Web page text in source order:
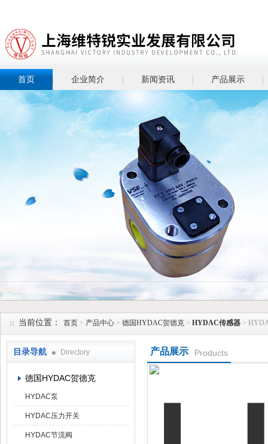
上海维特锐实业发展有限公司
首页 企业简介 新闻资讯 产品展示
当前位置： 首页 > 产品中心 > 德国HYDAC贺德克 > HYDAC传感器 >
目录导航 Directory
德国HYDAC贺德克
HYDAC泵
HYDAC压力开关
HYDAC节流阀
产品展示 Products